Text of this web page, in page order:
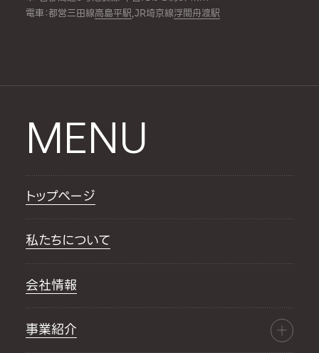
電車：都営三田線高島平駅,JR埼京線浮間舟渡駅
MENU
トップページ
私たちについて
会社情報
事業紹介